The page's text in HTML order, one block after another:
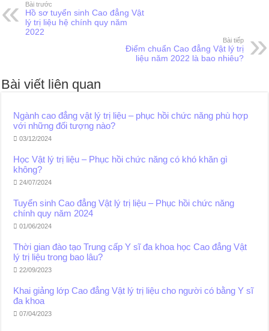
Bài trước
Hồ sơ tuyển sinh Cao đẳng Vật
lý trị liệu hệ chính quy năm
2022
Bài tiếp
Điểm chuẩn Cao đẳng Vật lý trị
liệu năm 2022 là bao nhiêu?
Bài viết liên quan
Ngành cao đẳng vật lý trị liệu – phục hồi chức năng phù hợp
với những đối tượng nào?
03/12/2024
Học Vật lý trị liệu – Phục hồi chức năng có khó khăn gì
không?
24/07/2024
Tuyển sinh Cao đẳng Vật lý trị liệu – Phục hồi chức năng
chính quy năm 2024
01/06/2024
Thời gian đào tạo Trung cấp Y sĩ đa khoa học Cao đẳng Vật
lý trị liệu trong bao lâu?
22/09/2023
Khai giảng lớp Cao đẳng Vật lý trị liệu cho người có bằng Y sĩ
đa khoa
07/04/2023